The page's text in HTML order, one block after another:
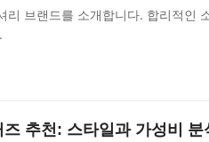
리 브랜드를 소개합니다. 합리적인
추천: 스타일과 가성비 분